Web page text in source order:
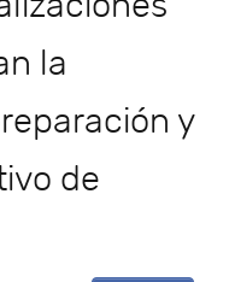
la
y
de